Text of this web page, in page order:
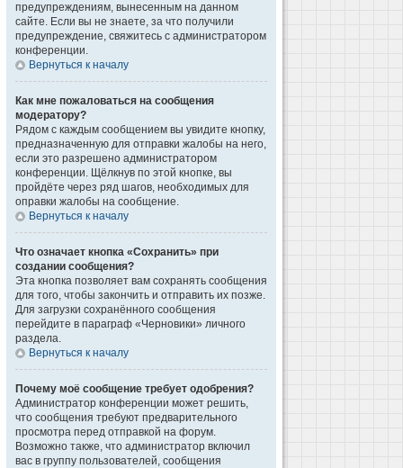
предупреждениям, вынесенным на данном
сайте. Если вы не знаете, за что получили
предупреждение, свяжитесь с администратором
конференции.
Вернуться к началу
Как мне пожаловаться на сообщения
модератору?
Рядом с каждым сообщением вы увидите кнопку,
предназначенную для отправки жалобы на него,
если это разрешено администратором
конференции. Щёлкнув по этой кнопке, вы
пройдёте через ряд шагов, необходимых для
оправки жалобы на сообщение.
Вернуться к началу
Что означает кнопка «Сохранить» при
создании сообщения?
Эта кнопка позволяет вам сохранять сообщения
для того, чтобы закончить и отправить их позже.
Для загрузки сохранённого сообщения
перейдите в параграф «Черновики» личного
раздела.
Вернуться к началу
Почему моё сообщение требует одобрения?
Администратор конференции может решить,
что сообщения требуют предварительного
просмотра перед отправкой на форум.
Возможно также, что администратор включил
вас в группу пользователей, сообщения